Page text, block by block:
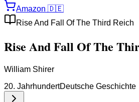
Amazon 🇩🇪
Rise And Fall Of The Third Reich
Rise And Fall Of The
William Shirer
20. JahrhundertDeutsche Geschichte